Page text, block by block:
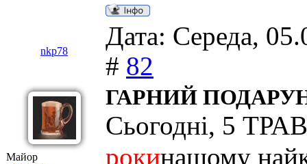
nkp78
Дата: Середа,
# 82
Майор
ГАРНИЙ
Сьогодні, 5
рокинашому